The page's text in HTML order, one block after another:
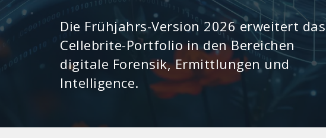
Die Frühjahrs-Version 2026 erweitert das
Cellebrite-Portfolio in den Bereichen
digitale Forensik, Ermittlungen und
Intelligence.